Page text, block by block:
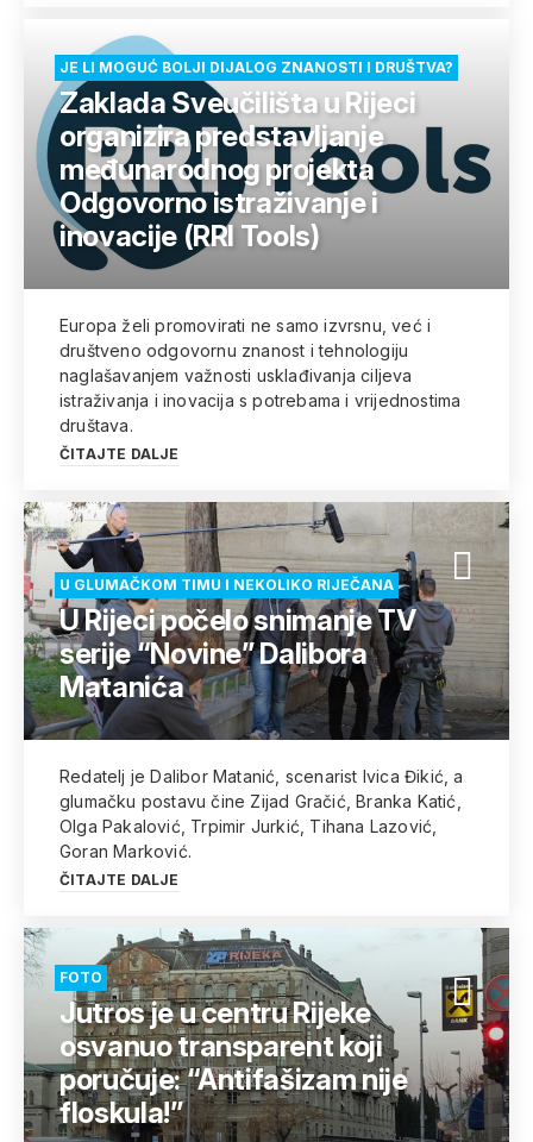
JE LI MOGUĆ BOLJI DIJALOG ZNANOSTI I DRUŠTVA?
Zaklada Sveučilišta u Rijeci
organizira predstavljanje
međunarodnog projekta
Odgovorno istraživanje i
inovacije (RRI Tools)
Europa želi promovirati ne samo izvrsnu, već i
društveno odgovornu znanost i tehnologiju
naglašavanjem važnosti usklađivanja ciljeva
istraživanja i inovacija s potrebama i vrijednostima
društava.
ČITAJTE DALJE
U GLUMAČKOM TIMU I NEKOLIKO RIJEČANA
U Rijeci počelo snimanje TV
serije “Novine” Dalibora
Matanića
Redatelj je Dalibor Matanić, scenarist Ivica Đikić, a
glumačku postavu čine Zijad Gračić, Branka Katić,
Olga Pakalović, Trpimir Jurkić, Tihana Lazović,
Goran Marković.
ČITAJTE DALJE
FOTO
Jutros je u centru Rijeke
osvanuo transparent koji
poručuje: “Antifašizam nije
floskula!”